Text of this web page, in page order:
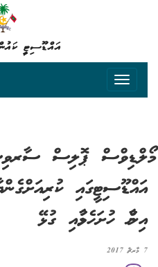
އައްޑޫސިޓީ
މޯލްޑިވްސް ޕޮލިސް
އައްޑޫސިޓީގައި
އިނާމް ހުށަހެޅުމާއި ގުޅޭ
7 މާރޗް 2017